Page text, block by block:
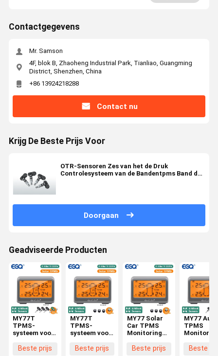
Contactgegevens
Mr. Samson
4F, blok B, Zhaoheng Industrial Park, Tianliao, Guangming
District, Shenzhen, China
+86 13924218288
Contact nu
Krijg De Beste Prijs Voor
OTR-Sensoren Zes van het de Druk
Controlesysteem van de Bandentpms Band de
Doorgaan
Geadviseerde Producten
MY77T
TPMS-
systeem voor
energie voor
Beste prijs
MY77T
TPMS-
systeem voor
energie voor
Beste prijs
MY77 Solar
Car TPMS
Monitoring
433MHz
Beste prijs
MY77 Auto
TPMS
433MHz
Beste